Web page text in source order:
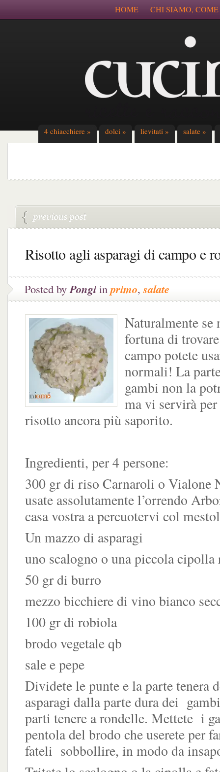
HOME CHI SIAMO,
4 chiacchiere » dolci » lievitati » salate »
Risotto agli asparagi di campo e
Posted byPongi inprimo,salate
Naturalmente se
fortuna di
campo potete
normali! La
gambi non la
ma vi servirà
risotto ancora più saporito.
Ingredienti, per 4 persone:
300 gr di riso Carnaroli o Vialone
usate assolutamente l’orrendo
casa vostra a percuotervi col
Un mazzo di asparagi
uno scalogno o una piccola cipolla
50 gr di burro
mezzo bicchiere di vino bianco
100 gr di robiola
brodo vegetale qb
sale e pepe
Dividete le punte e la parte tenera
asparagi dalla parte dura dei
parti tenere a rondelle. Mettete i
pentola del brodo che userete per
fateli sobbollire, in modo da